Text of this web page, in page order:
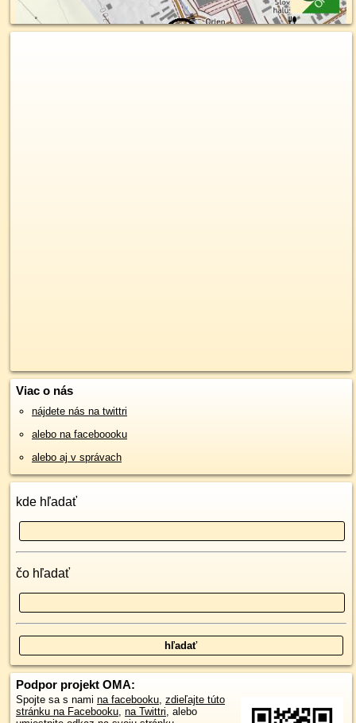
Viac o nás
nájdete nás na twittri
alebo na faceboooku
alebo aj v správach
kde hľadať
čo hľadať
Podpor projekt OMA:
Spojte sa s nami na facebooku, zdieľajte túto
stránku na Facebooku, na Twittri, alebo